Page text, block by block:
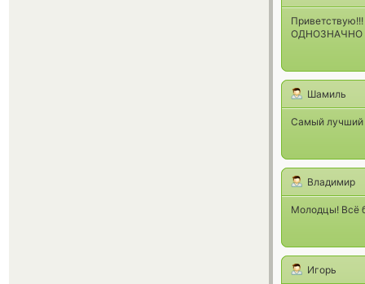
ОДНОЗНАЧНО
Шамиль
Самый лучший
Владимир
Молодцы! Всё
Игорь